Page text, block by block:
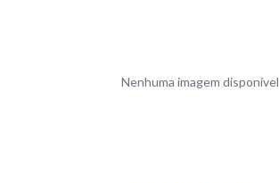
Nenhuma imagem disponível